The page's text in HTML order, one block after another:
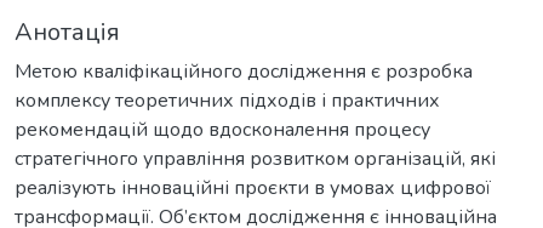
Анотація
Метою кваліфікаційного дослідження є розробка
комплексу теоретичних підходів і практичних
рекомендацій щодо вдосконалення процесу
стратегічного управління розвитком організацій, які
реалізують інноваційні проєкти в умовах цифрової
трансформації. Об’єктом дослідження є інноваційна